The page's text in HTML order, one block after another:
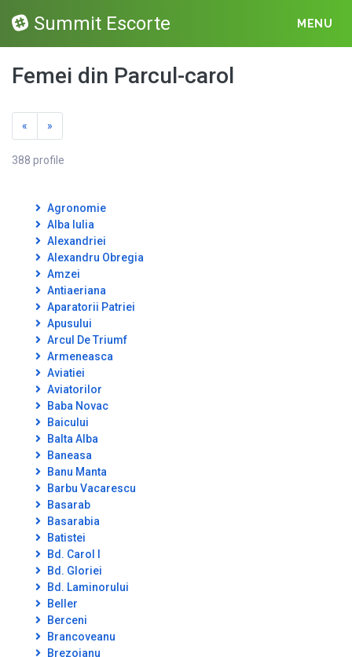
Summit Escorte MENU
Femei din Parcul-carol
« »
388 profile
Agronomie
Alba Iulia
Alexandriei
Alexandru Obregia
Amzei
Antiaeriana
Aparatorii Patriei
Apusului
Arcul De Triumf
Armeneasca
Aviatiei
Aviatorilor
Baba Novac
Baicului
Balta Alba
Baneasa
Banu Manta
Barbu Vacarescu
Basarab
Basarabia
Batistei
Bd. Carol I
Bd. Gloriei
Bd. Laminorului
Beller
Berceni
Brancoveanu
Brezoianu